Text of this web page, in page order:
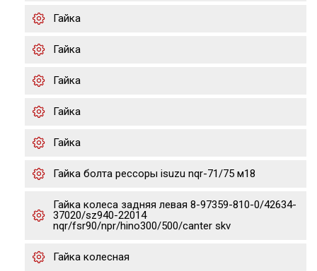
Гайка
Гайка
Гайка
Гайка
Гайка
Гайка болта рессоры isuzu nqr-71/75 м18
Гайка колеса задняя левая 8-97359-810-0/42634-
37020/sz940-22014
nqr/fsr90/npr/hino300/500/canter skv
Гайка колесная